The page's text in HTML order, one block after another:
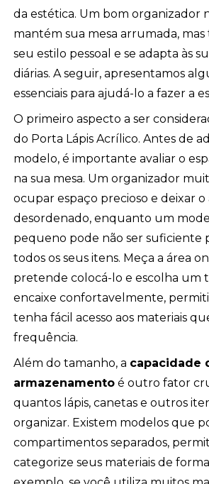
da estética. Um bom organizador
mantém sua mesa arrumada,
seu estilo pessoal e se adapta às
diárias. A seguir, apresentamos
essenciais para ajudá-lo a fazer a
O primeiro aspecto a ser
do Porta Lápis Acrílico. Antes de
modelo, é importante avaliar o
na sua mesa. Um organizador
ocupar espaço precioso e deixar
desordenado, enquanto um
pequeno pode não ser suficiente
todos os seus itens. Meça a área
pretende colocá-lo e escolha um
encaixe confortavelmente,
tenha fácil acesso aos materiais
frequência.
Além do tamanho, a capacidade
armazenamento é outro fator
quantos lápis, canetas e outros
organizar. Existem modelos que
compartimentos separados,
categorize seus materiais de